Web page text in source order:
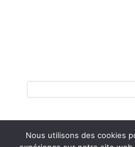
Nous utilisons des cookies